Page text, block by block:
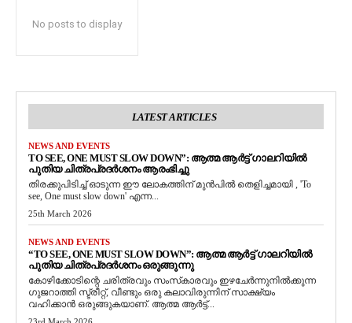
No posts to display
LATEST ARTICLES
NEWS AND EVENTS
TO SEE, ONE MUST SLOW DOWN”: ആത്മ ആർട്ട് ഗാലറിയിൽ
പുതിയ ചിത്രപ്രദർശനം ആരംഭിച്ചു
തിരക്കുപിടിച്ച് ഓടുന്ന ഈ ലോകത്തിന് മുൻപിൽ തെളിച്ചമായി , 'To
see, One must slow down' എന്ന...
25th March 2026
NEWS AND EVENTS
“TO SEE, ONE MUST SLOW DOWN”: ആത്മ ആർട്ട് ഗാലറിയിൽ
പുതിയ ചിത്രപ്രദർശനം ഒരുങ്ങുന്നു
കോഴിക്കോടിന്റെ ചരിത്രവും സംസ്‌കാരവും ഇഴചേർന്നുനിൽക്കുന്ന
ഗുജറാത്തി സ്ട്രീറ്റ്, വീണ്ടും ഒരു കലാവിരുന്നിന് സാക്ഷ്യം
വഹിക്കാൻ ഒരുങ്ങുകയാണ്. ആത്മ ആർട്ട്...